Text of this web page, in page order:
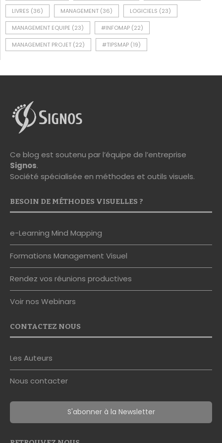
LIVRES (36) MANAGEMENT (36) LOGICIELS (23)
MANAGEMENT EQUIPE (23) #INFOMAP (22)
MANAGEMENT PROJET (22) #TIPSMAP (19)
Ce blog est soutenu par l’équipe de l’entreprise
Signos.
Société spécialisée en méthodes et outils visuels.
BESOIN DE MÉTHODES VISUELLES ?
e-Learning Mind Mapping
Formations Management Visuel
Rendez vos réunions productives
Voir nos Webinars
CONTACTEZ NOUS
Les Auteurs
Nous contacter
S'abonner à la Newsletter